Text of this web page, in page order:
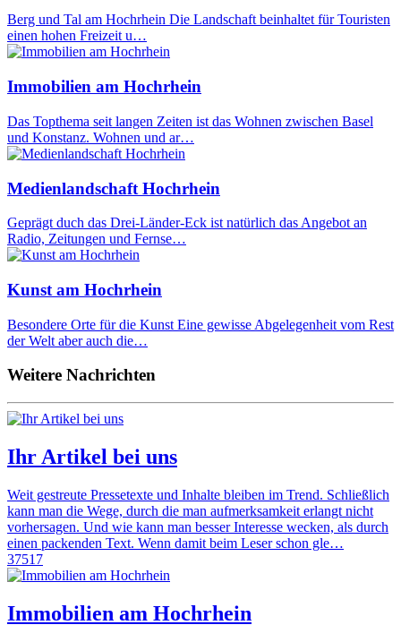
Berg und Tal am Hochrhein Die Landschaft beinhaltet für Touristen
einen hohen Freizeit u…
Immobilien am Hochrhein
Das Topthema seit langen Zeiten ist das Wohnen zwischen Basel
und Konstanz. Wohnen und ar…
Medienlandschaft Hochrhein
Geprägt duch das Drei-Länder-Eck ist natürlich das Angebot an
Radio, Zeitungen und Fernse…
Kunst am Hochrhein
Besondere Orte für die Kunst Eine gewisse Abgelegenheit vom Rest
der Welt aber auch die…
Weitere Nachrichten
Ihr Artikel bei uns
Weit gestreute Pressetexte und Inhalte bleiben im Trend. Schließlich
kann man die Wege, durch die man aufmerksamkeit erlangt nicht
vorhersagen. Und wie kann man besser Interesse wecken, als durch
einen packenden Text. Wenn damit beim Leser schon gle…
37517
Immobilien am Hochrhein